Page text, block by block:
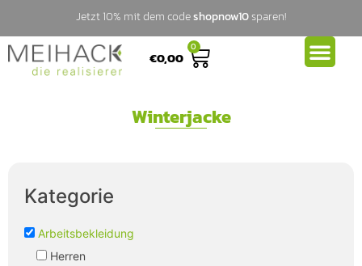
Jetzt 10% mit dem codeshopnow10sparen!
€0,00
0
Winterjacke
Kategorie
Arbeitsbekleidung
Herren